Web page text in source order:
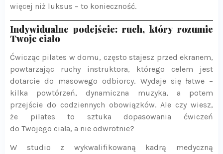
więcej niż luksus – to konieczność.
Indywidualne podejście: ruch, który rozumie
Twoje ciało
Ćwicząc pilates w domu, często stajesz przed ekranem,
powtarzając ruchy instruktora, którego celem jest
dotarcie do masowego odbiorcy. Wydaje się łatwe –
kilka powtórzeń, dynamiczna muzyka, a potem
przejście do codziennych obowiązków. Ale czy wiesz,
że pilates to sztuka dopasowania ćwiczeń
do Twojego ciała, a nie odwrotnie?
W studio z wykwalifikowaną kadrą medyczną